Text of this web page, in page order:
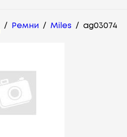
/ Ремни / Miles / ag03074